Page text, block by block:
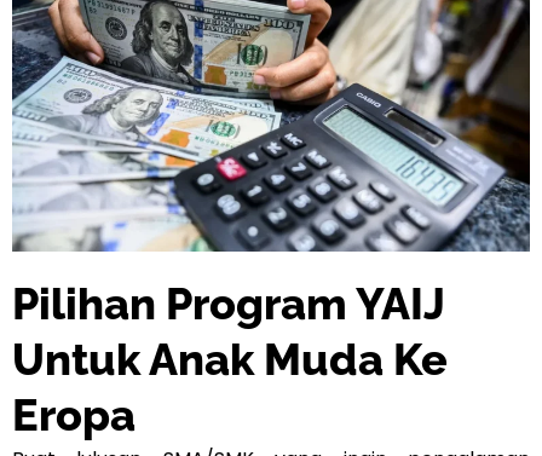
Pilihan Program YAIJ
Untuk Anak Muda Ke
Eropa